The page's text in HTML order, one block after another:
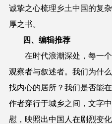
诚挚之心梳理乡土中国的复
厚之书。
四、编辑推荐
在时代浪潮深处，每一
观察者与叙述者。我们为什
找内心的居所？我们是否能
作者穿行于城乡之间，文字
慰，映照出中国人在剧烈变